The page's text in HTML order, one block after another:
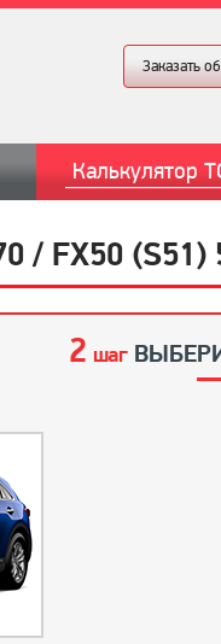
Заказать
Калькулятор
FX50 (S51)
2 шаг